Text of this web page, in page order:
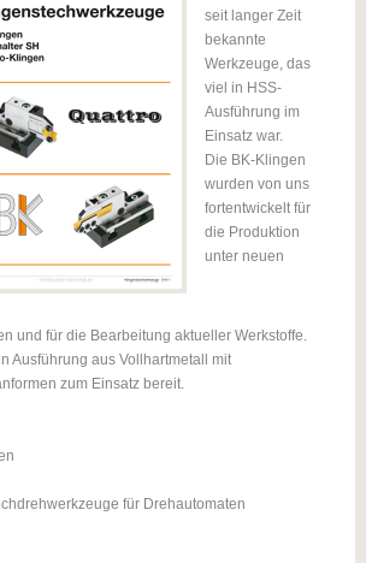
seit langer Zeit
bekannte
Werkzeuge, das
viel in HSS-
Ausführung im
Einsatz war.
Die BK-Klingen
wurden von uns
fortentwickelt für
die Produktion
unter neuen
und für die Bearbeitung aktueller Werkstoffe.
Ausführung aus Vollhartmetall mit
zum Einsatz bereit.
für Drehautomaten